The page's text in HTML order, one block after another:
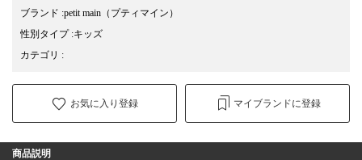
ブランド :petit main （プティマイン）
性別タイプ:キッズ
カテゴリ :
お気に入り登録 マイブランドに登録
商品説明